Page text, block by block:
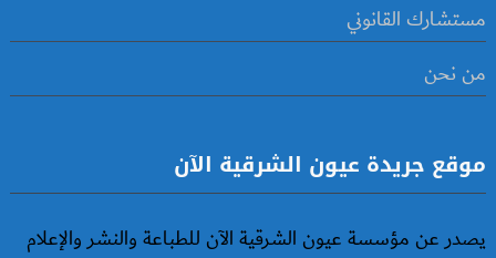
مستشارك القانوني
من نحن
موقع جريدة عيون الشرقية الآن
يصدر عن مؤسسة عيون الشرقية الآن للطباعة والنشر والإعلام